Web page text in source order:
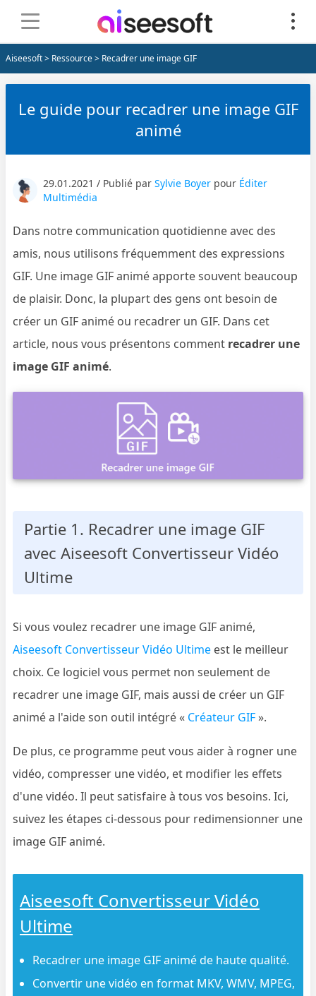
Aiseesoft> Ressource> Recadrer une image GIF
Le guide pour recadrer une image GIF
animé
29.01.2021 / Publié parSylvie Boyer pour Éditer
Multimédia
Dans notre communication quotidienne avec des
amis, nous utilisons fréquemment des expressions
GIF. Une image GIF animé apporte souvent beaucoup
de plaisir. Donc, la plupart des gens ont besoin de
créer un GIF animé ou recadrer un GIF. Dans cet
article, nous vous présentons comment recadrer une
image GIF animé.
Partie 1. Recadrer une image GIF
avec Aiseesoft Convertisseur Vidéo
Ultime
Si vous voulez recadrer une image GIF animé,
Aiseesoft Convertisseur Vidéo Ultime est le meilleur
choix. Ce logiciel vous permet non seulement de
recadrer une image GIF, mais aussi de créer un GIF
animé a l'aide son outil intégré « Créateur GIF ».
De plus, ce programme peut vous aider à rogner une
vidéo, compresser une vidéo, et modifier les effets
d'une vidéo. Il peut satisfaire à tous vos besoins. Ici,
suivez les étapes ci-dessous pour redimensionner une
image GIF animé.
Aiseesoft Convertisseur Vidéo
Ultime
Recadrer une image GIF animé de haute qualité.
Convertir une vidéo en format MKV, WMV, MPEG,